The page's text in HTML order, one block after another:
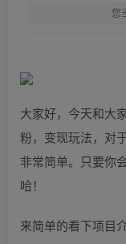
您
大家好，今天和大
粉，变现玩法，对
非常简单。只要你
哈！
来简单的看下项目介